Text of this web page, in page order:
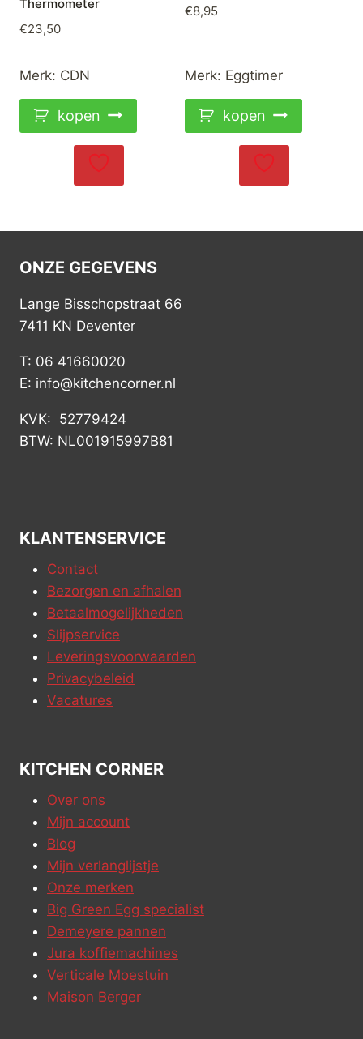
Thermometer
€23,50
Merk: CDN
kopen
€8,95
Merk: Eggtimer
kopen
ONZE GEGEVENS
Lange Bisschopstraat 66
7411 KN Deventer
T: 06 41660020
E: info@kitchencorner.nl
KVK: 52779424
BTW: NL001915997B81
KLANTENSERVICE
Contact
Bezorgen en afhalen
Betaalmogelijkheden
Slijpservice
Leveringsvoorwaarden
Privacybeleid
Vacatures
KITCHEN CORNER
Over ons
Mijn account
Blog
Mijn verlanglijstje
Onze merken
Big Green Egg specialist
Demeyere pannen
Jura koffiemachines
Verticale Moestuin
Maison Berger